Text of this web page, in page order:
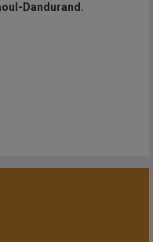
Dandurand.